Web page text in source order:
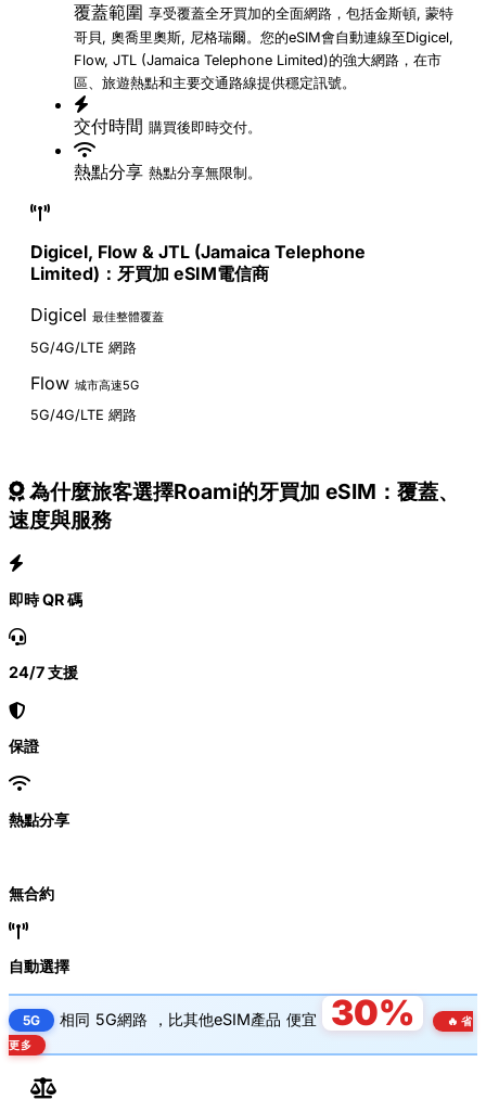
覆蓋範圍 享受覆蓋全牙買加的全面網路，包括金斯頓, 蒙特
哥貝, 奧喬里奧斯, 尼格瑞爾。您的eSIM會自動連線至Digicel,
Flow, JTL (Jamaica Telephone Limited)的強大網路，在市
區、旅遊熱點和主要交通路線提供穩定訊號。
交付時間 購買後即時交付。
熱點分享 熱點分享無限制。
Digicel, Flow & JTL (Jamaica Telephone
Limited)：牙買加 eSIM電信商
Digicel 最佳整體覆蓋
5G/4G/LTE 網路
Flow 城市高速5G
5G/4G/LTE 網路
為什麼旅客選擇Roami的牙買加 eSIM：覆蓋、
速度與服務
即時 QR 碼
24/7 支援
保證
熱點分享
無合約
自動選擇
5G 相同 5G網路 ，比其他eSIM產品 便宜 30%
🔥 省
更多